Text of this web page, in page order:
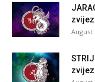
August